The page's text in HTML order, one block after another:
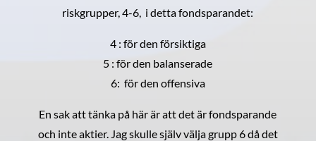
riskgrupper, 4-6, i detta fondsparandet:
4 : för den försiktiga
5 : för den balanserade
6: för den offensiva
En sak att tänka på här är att det är fondsparande
och inte aktier. Jag skulle själv välja grupp 6 då det